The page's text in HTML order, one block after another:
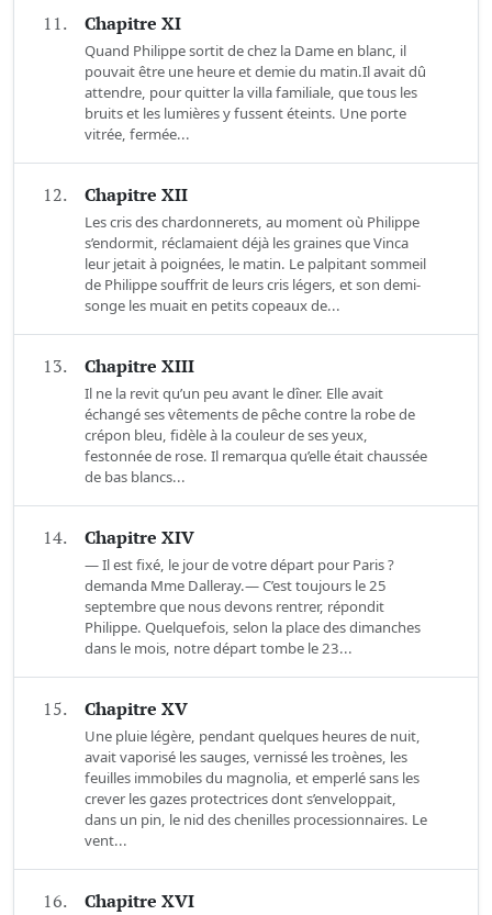
11. Chapitre XI
Quand Philippe sortit de chez la Dame en blanc, il
pouvait être une heure et demie du matin.Il avait dû
attendre, pour quitter la villa familiale, que tous les
bruits et les lumières y fussent éteints. Une porte
vitrée, fermée...
12. Chapitre XII
Les cris des chardonnerets, au moment où Philippe
s’endormit, réclamaient déjà les graines que Vinca
leur jetait à poignées, le matin. Le palpitant sommeil
de Philippe souffrit de leurs cris légers, et son demi-
songe les muait en petits copeaux de...
13. Chapitre XIII
Il ne la revit qu’un peu avant le dîner. Elle avait
échangé ses vêtements de pêche contre la robe de
crépon bleu, fidèle à la couleur de ses yeux,
festonnée de rose. Il remarqua qu’elle était chaussée
de bas blancs...
14. Chapitre XIV
— Il est fixé, le jour de votre départ pour Paris ?
demanda Mme Dalleray.— C’est toujours le 25
septembre que nous devons rentrer, répondit
Philippe. Quelquefois, selon la place des dimanches
dans le mois, notre départ tombe le 23...
15. Chapitre XV
Une pluie légère, pendant quelques heures de nuit,
avait vaporisé les sauges, vernissé les troènes, les
feuilles immobiles du magnolia, et emperlé sans les
crever les gazes protectrices dont s’enveloppait,
dans un pin, le nid des chenilles processionnaires. Le
vent...
16. Chapitre XVI